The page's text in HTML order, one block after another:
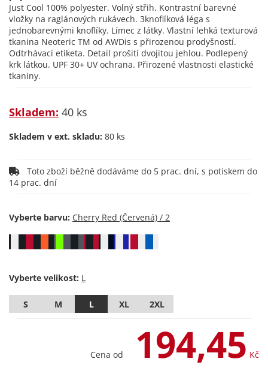
Just Cool 100% polyester. Volný střih. Kontrastní barevné
vložky na raglánových rukávech. 3knoflíková léga s
jednobarevnými knoflíky. Límec z látky. Vlastní lehká texturová
tkanina Neoteric TM od AWDis s přirozenou prodyšností.
Odtrhávací etiketa. Detail prošití dvojitou jehlou. Podlepený
krk látkou. UPF 30+ UV ochrana. Přirozené vlastnosti elastické
tkaniny.
Skladem: 40 ks
Skladem v ext. skladu: 80 ks
14 prac. dní
Vyberte barvu:
Vyberte velikost:
S M L XL 2XL
Cena od 194,45 Kč